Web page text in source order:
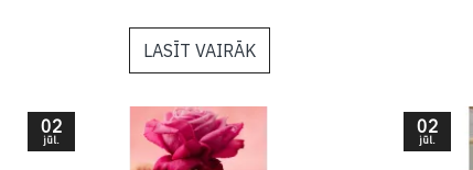
LASĪT VAIRĀK
02
jūl.
02
jūl.